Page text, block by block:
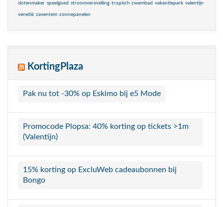
slotenmaker speelgoed stroomversnelling tropisch zwembad vakantiepark valentijn
venetië zaventem zonnepanelen
KortingPlaza
Pak nu tot -30% op Eskimo bij e5 Mode
Promocode Plopsa: 40% korting op tickets >1m
(Valentijn)
15% korting op ExcluWeb cadeaubonnen bij
Bongo